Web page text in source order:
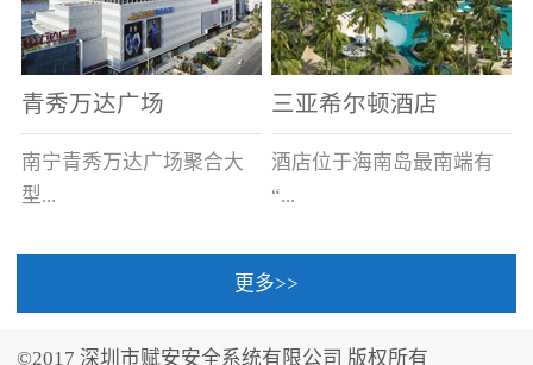
青秀万达广场
南宁青秀万达广场聚合大
型...
三亚希尔顿酒店
酒店位于海南岛最南端有
“...
中国的海岛天堂”之美称的
更多>>
©2017 深圳市赋安安全系统有限公司 版权所有